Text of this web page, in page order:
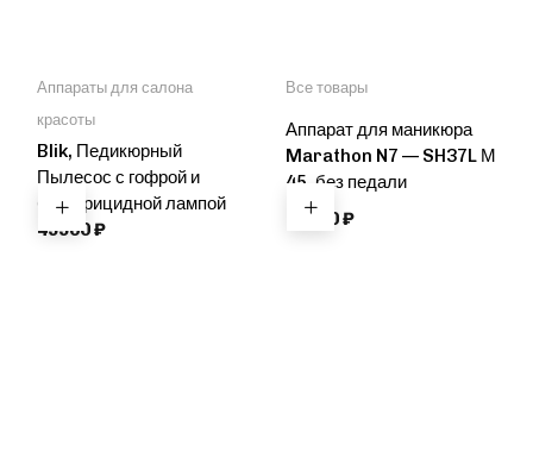
Аппараты для салона
красоты
Blik, Педикюрный
Пылесос с гофрой и
бактерицидной лампой
49900₽
Все товары
Аппарат для маникюра
Marathon N7 — SH37L М
45, без педали
29900₽